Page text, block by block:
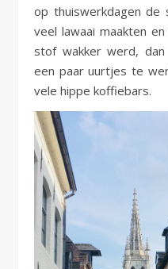
op thuiswerkdagen de
veel lawaai maakten
stof wakker werd,
een paar uurtjes te
vele hippe koffiebars.